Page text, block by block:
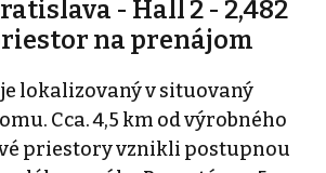
- Hall 2 - 2,482
na prenájom
lokalizovaný v situovaný
Cca. 4,5 km od výrobného
priestory vznikli postupnou